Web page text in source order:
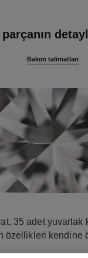
parçanın
Bakım talimatları
35 adet yuvarlak
özellikleri kendine